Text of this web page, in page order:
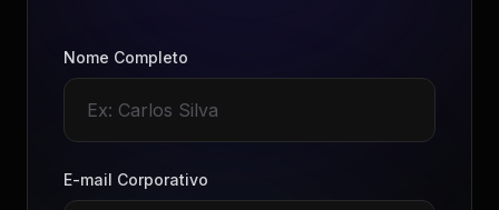
Nome Completo
E-mail Corporativo